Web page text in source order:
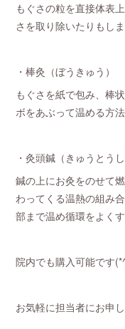
もぐさの粒を直接体表
さを取り除いたりもしま
・棒灸（ぼうきゅう）
もぐさを紙で包み、棒
ボをあぶって温める方法
・灸頭鍼（きゅうとうし
鍼の上にお灸をのせて
わってくる温熱の組み
部まで温め循環をよくす
院内でも購入可能です
お気軽に担当者にお申